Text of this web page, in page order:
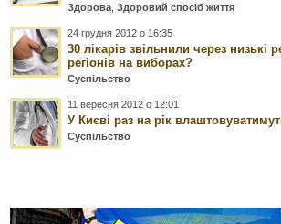
Здорова ,Здоровий спосіб життя
24 грудня 2012 о 16:35
30 лікарів звільнили через низькі
регіонів на виборах?
Суспільство
11 вересня 2012 о 12:01
У Києві раз на рік
Суспільство